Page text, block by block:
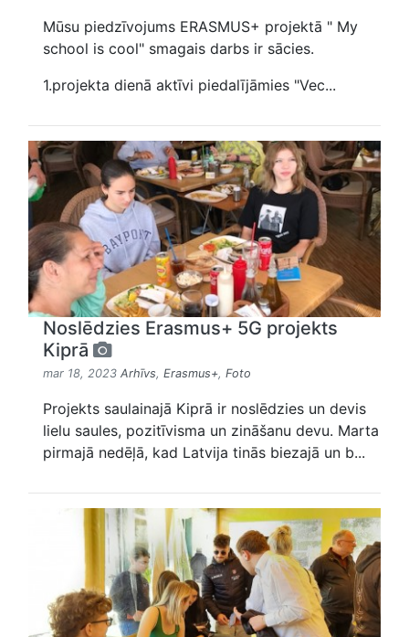
Mūsu piedzīvojums ERASMUS+ projektā " My
school is cool" smagais darbs ir sācies.
1.projekta dienā aktīvi piedalījāmies "Vec...
Noslēdzies Erasmus+ 5G projekts
Kiprā
mar 18, 2023 Arhīvs, Erasmus+, Foto
Projekts saulainajā Kiprā ir noslēdzies un devis
lielu saules, pozitīvisma un zināšanu devu. Marta
pirmajā nedēļā, kad Latvija tinās biezajā un b...